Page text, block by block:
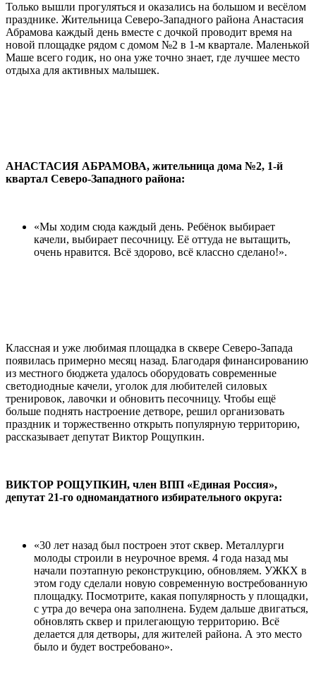
Только вышли прогуляться и оказались на большом и весёлом
празднике. Жительница Северо-Западного района Анастасия
Абрамова каждый день вместе с дочкой проводит время на
новой площадке рядом с домом №2 в 1-м квартале. Маленькой
Маше всего годик, но она уже точно знает, где лучшее место
отдыха для активных малышек.
АНАСТАСИЯ АБРАМОВА, жительница дома №2, 1-й
квартал Северо-Западного района:
«Мы ходим сюда каждый день. Ребёнок выбирает
качели, выбирает песочницу. Её оттуда не вытащить,
очень нравится. Всё здорово, всё классно сделано!».
Классная и уже любимая площадка в сквере Северо-Запада
появилась примерно месяц назад. Благодаря финансированию
из местного бюджета удалось оборудовать современные
светодиодные качели, уголок для любителей силовых
тренировок, лавочки и обновить песочницу. Чтобы ещё
больше поднять настроение детворе, решил организовать
праздник и торжественно открыть популярную территорию,
рассказывает депутат Виктор Рощупкин.
ВИКТОР РОЩУПКИН, член ВПП «Единая Россия»,
депутат 21-го одномандатного избирательного округа:
«30 лет назад был построен этот сквер. Металлурги
молоды строили в неурочное время. 4 года назад мы
начали поэтапную реконструкцию, обновляем. УЖКХ в
этом году сделали новую современную востребованную
площадку. Посмотрите, какая популярность у площадки,
с утра до вечера она заполнена. Будем дальше двигаться,
обновлять сквер и прилегающую территорию. Всё
делается для детворы, для жителей района. А это место
было и будет востребовано».